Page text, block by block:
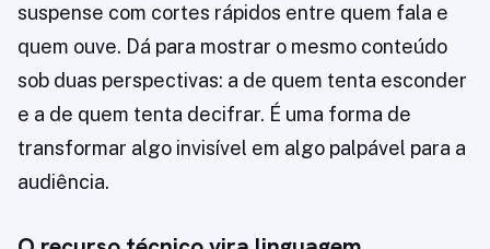
suspense com cortes rápidos entre quem fala e
quem ouve. Dá para mostrar o mesmo conteúdo
sob duas perspectivas: a de quem tenta esconder
e a de quem tenta decifrar. É uma forma de
transformar algo invisível em algo palpável para a
audiência.